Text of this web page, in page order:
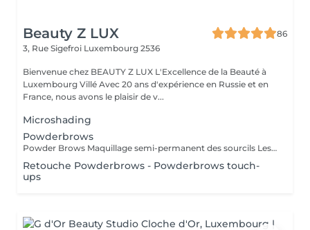
Beauty Z LUX
86
3, Rue Sigefroi Luxembourg 2536
Bienvenue chez BEAUTY Z LUX L'Excellence de la Beauté à
Luxembourg Villé Avec 20 ans d'expérience en Russie et en
France, nous avons le plaisir de v...
Microshading
Powderbrows
Powder Brows Maquillage semi-permanent des sourcils Les Powder Brows, aussi appelés ombrage des sourcils, sont une technique de maquillage semi-permanent qui donne un effet poudré, doux et structuré aux sourcils. Contrairement au microblading qui imite les poils, les Powder Brows créent un dégradé de couleur, plus ou moins intense selon le rendu souhaité. Idéal pour : Celles et ceux qui souhaitent des sourcils nets, remplis et bien dessinés Tous types de peau, y compris les peaux grasses ou sensibles Un rendu maquillé naturel ou plus sophistiqué selon vos envies Durée : La séance dure environ 1h Une retouche est à prévoir 4 à 6 semaines après la première séance Résultat durable de 1 à 3 ans selon le type de peau et l'entretien Avantages : Gagnez du temps chaque matin Des sourcils parfaits en toute circonstance Résultat sur mesure adapté à la morphologie de votre visage
Retouche Powderbrows - Powderbrows touch-
ups